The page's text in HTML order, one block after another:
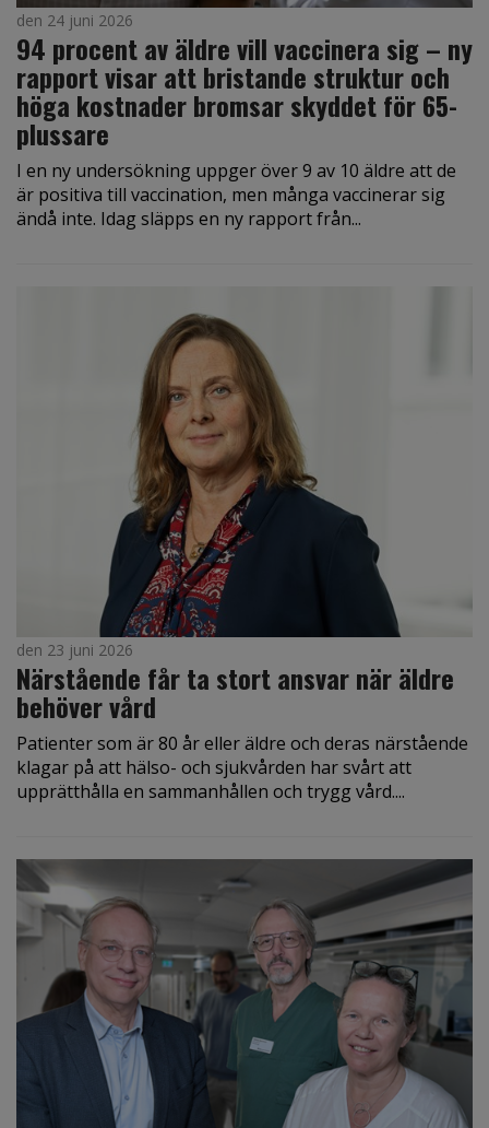
den 24 juni 2026
94 procent av äldre vill vaccinera sig – ny
rapport visar att bristande struktur och
höga kostnader bromsar skyddet för 65-
plussare
I en ny undersökning uppger över 9 av 10 äldre att de
är positiva till vaccination, men många vaccinerar sig
ändå inte. Idag släpps en ny rapport från...
den 23 juni 2026
Närstående får ta stort ansvar när äldre
behöver vård
Patienter som är 80 år eller äldre och deras närstående
klagar på att hälso- och sjukvården har svårt att
upprätthålla en sammanhållen och trygg vård....